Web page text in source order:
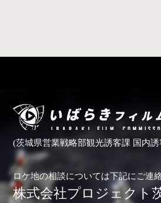
(茨城県営業戦略部観光誘客課 国内
ロケ地の相談については下記にご連
株式会社プロジェクト